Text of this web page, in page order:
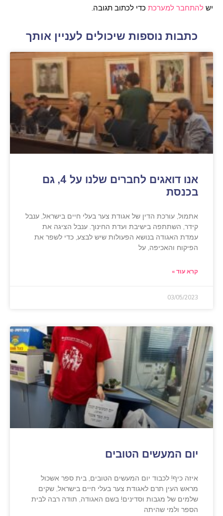
יש להתחבר למערכת כדי לכתוב תגובה.
כתבות נוספות שיכולים לעניין אותך
אנו דואגים לחברים שלנו על 4, גם
בכנסת
אתמול, עורכת הדין של אגודת צער בעלי חיים בישראל, ענבל
קידר, השתתפה בישיבת ועדת החינוך. ענבל הציגה את
עמדת האגודה בנושא הפעולות שיש לבצע, כדי לשפר את
הפיקוח והאכיפה, על
קרא עוד »
03/05/2023
יום המעשים הטובים
איזה כיף! לכבוד יום המעשים הטובים, בית ספר אשכול
מראש העין תרם לאגודת צער בעלי חיים בישראל, שקים
שלמים של מגבות וסדינים! בשם האגודה, תודה רבה לבית
הספר ולמי שהיתה